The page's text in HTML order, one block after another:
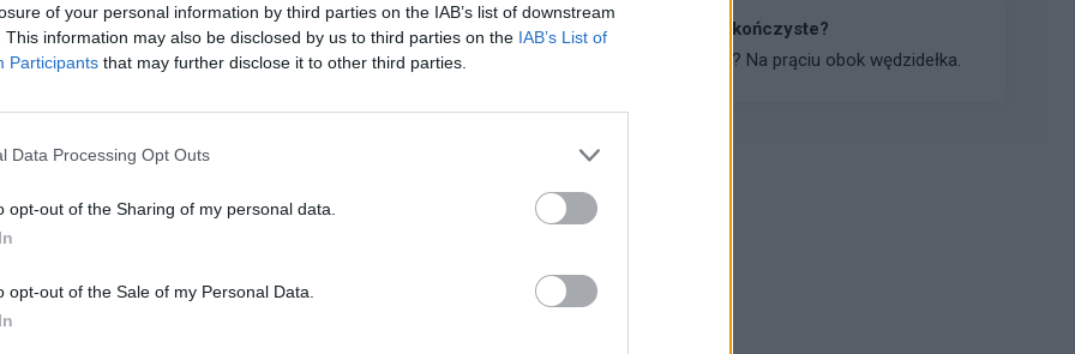
of your personal information by third parties on the IAB’s list of downstream
This information may also be disclosed by us to third parties on the IAB’s List of
Participants that may further disclose it to other third parties.
Data Processing Opt Outs
opt-out of the Sharing of my personal data.
opt-out of the Sale of my Personal Data.
która charakteryzuje się obecnością komórek
w wątrobie, żołądku czy płucach. Na skutek
zapalna, która objawia się wewnętrznymi
i powstawaniem guzków. Wszystko to powoduje
czasem także uniemożliwia normalne
byćniepłodność. U chorych kobiet stwierdzono
tarczycy i piersi.
Czy to kłykciny kończyste?
Czy to wirus hpv ? Na prąciu obok wędzidełka.